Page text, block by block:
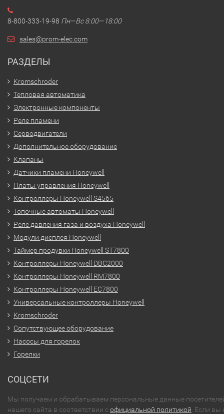
8-800-333-19-98 Пн—Вс 8:00—18:00
sales@prom-elec.com
РАЗДЕЛЫ
Kromschroder
Тепловая автоматика
Электронные компоненты
Реле пламени
Серводвигатели
Дополнительное оборудование
Клапаны
Датчики пламени Honeywell
Платы управления Honeywell
Контроллеры Honeywell S4565
Топочные автоматы Honeywell
Реле давления газа и воздуха Honeywell
Модули дисплея Honeywell
Таймер продувки Honeywell ST7800
Контроллеры Honeywell DBC2000
Контроллеры Honeywell RM7800
Контроллеры Honeywell EC7800
Универсальные контроллеры Honeywell
Kromschroder
Сопутствующее оборудование
Насосы для горелок
Горелки
СОЦСЕТИ
Мы получаем и обрабатываем персональные данные
нашего сайта в соответствии софициальной политикой . Если вы